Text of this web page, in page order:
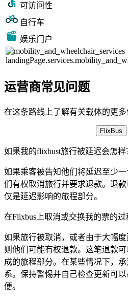
可访问性
自行车
娱乐门户
运营商常见问题
在这条路线上了解有关载体的更多
FlixBus
如果我的flixbust旅行被延迟会怎样
如果乘客被告知他们将延迟至少
们有权取消旅行并要求退款。退
仅是延迟影响的旅程部分。
在Flixbus上取消或交换我的票的过
如果旅行被取消，或者由于大幅度
则他们可能有权退款。这笔退款
成的旅程部分。在某些情况下，
系。保持警惕并自己检查更新可
便。